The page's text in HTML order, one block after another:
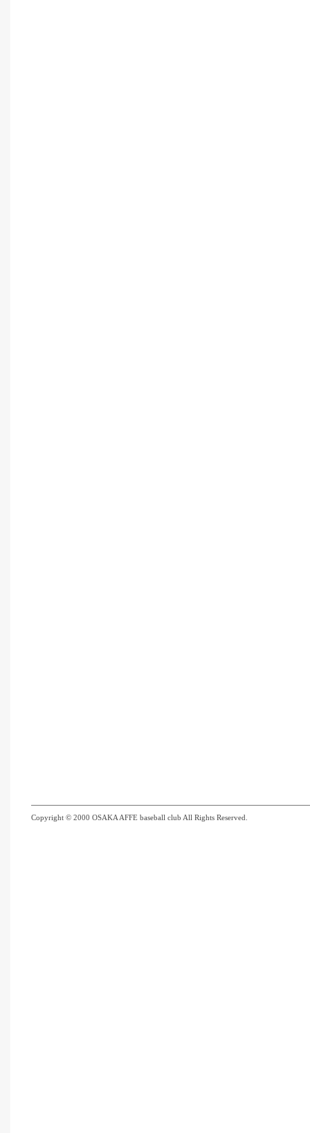
Copyright © 2000 OSAKA AFFE baseball club All Rights Reserved.